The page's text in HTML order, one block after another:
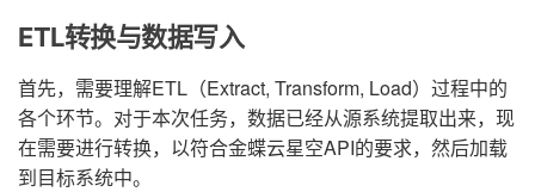
ETL转换与数据写入
首先，需要理解ETL（Extract, Transform, Load）过程中的
各个环节。对于本次任务，数据已经从源系统提取出来，现
在需要进行转换，以符合金蝶云星空API的要求，然后加载
到目标系统中。